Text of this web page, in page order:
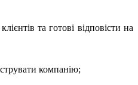
та готові відповісти на
компанію;